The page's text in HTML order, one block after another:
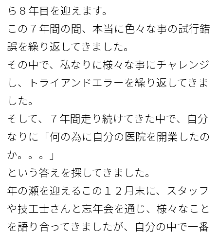
ら８年目を迎えます。
この７年間の間、本当に色々な事の試行錯
誤を繰り返してきました。
その中で、私なりに様々な事にチャレンジ
し、トライアンドエラーを繰り返してきま
した。
そして、７年間走り続けてきた中で、自分
なりに「何の為に自分の医院を開業したの
か。。。」
という答えを探してきました。
年の瀬を迎えるこの１２月末に、スタッフ
や技工士さんと忘年会を通じ、様々なこと
を語り合ってきましたが、自分の中で一番